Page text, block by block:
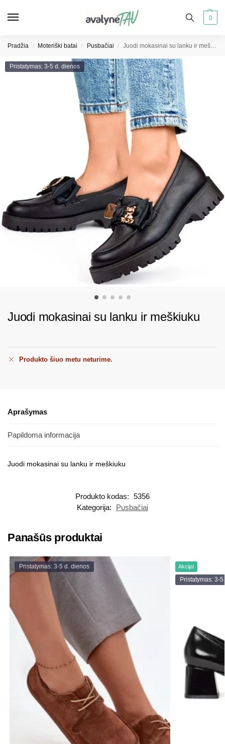
0
Pradžia / Moteriški batai / Pusbačiai / Juodi mokasinai su lanku ir meškiuku
Pristatymas: 3-5 d. dienos
Juodi mokasinai su lanku ir meškiuku
Produkto šiuo metu neturime.
Aprašymas
Papildoma informacija
Juodi mokasinai su lanku ir meškiuku
Produkto kodas: 5356
Kategorija:
Pusbačiai
Panašūs produktai
Pristatymas: 3-5 d. dienos Akcija!
Pristatymas: 3-